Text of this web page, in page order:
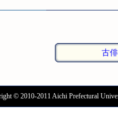
古
© 2010-2011 Aichi Prefectural